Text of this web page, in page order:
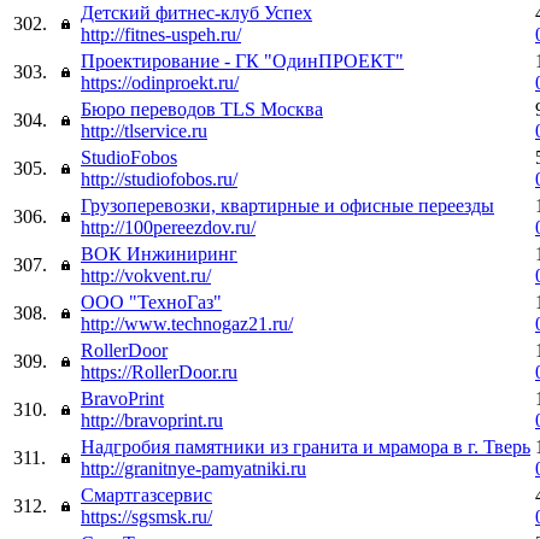
302.
Детский фитнес-клуб Успех
http://fitnes-uspeh.ru/
303.
Проектирование - ГК "ОдинПРОЕКТ"
https://odinproekt.ru/
304.
Бюро переводов TLS Москва
http://tlservice.ru
305.
StudioFobos
http://studiofobos.ru/
306.
Грузоперевозки, квартирные и офисные переезды
http://100pereezdov.ru/
307.
ВОК Инжиниринг
http://vokvent.ru/
308.
ООО "ТехноГаз"
http://www.technogaz21.ru/
309.
RollerDoor
https://RollerDoor.ru
310.
BravoPrint
http://bravoprint.ru
311.
Надгробия памятники из гранита и мрамора в г. Тверь
http://granitnye-pamyatniki.ru
312.
Смартгазсервис
https://sgsmsk.ru/